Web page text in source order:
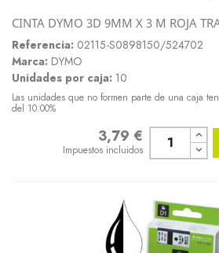
CINTA DYMO 3D 9MM X 3 M ROJA
Referencia: 02115-S0898150/524702
Marca: DYMO
Unidades por caja: 10
Las unidades que no formen parte de una caja
del 10.00%
3,79 €
Impuestos incluidos